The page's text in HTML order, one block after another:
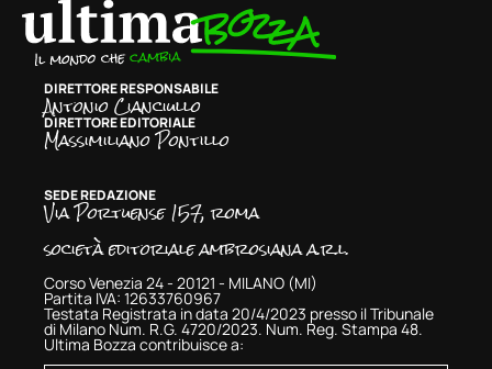
DIRETTORE RESPONSABILE
Antonio Cianciullo
DIRETTORE EDITORIALE
Massimiliano Pontillo
SEDE REDAZIONE
Via Portuense 157, roma
società editoriale ambrosiana a.r.l.
Corso Venezia 24 - 20121 - MILANO (MI)
Partita IVA: 12633760967
Testata Registrata in data 20/4/2023 presso il Tribunale
di Milano Num. R.G. 4720/2023. Num. Reg. Stampa 48.
Ultima Bozza contribuisce a: